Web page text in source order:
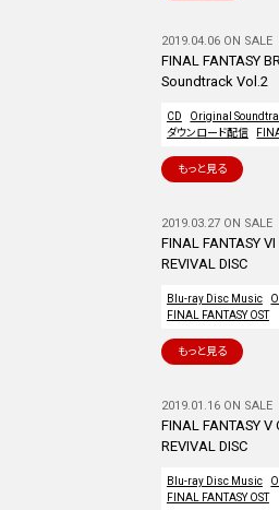
2019.04.06 ON SALE
FINAL FANTASY
Soundtrack Vol.2
CD Original
ダウンロード配信
もっと見る
2019.03.27 ON SALE
FINAL FANTASY
REVIVAL DISC
Blu-ray Disc Music
FINAL FANTASY OST
もっと見る
2019.01.16 ON SALE
FINAL FANTASY V
REVIVAL DISC
Blu-ray Disc Music
FINAL FANTASY OST